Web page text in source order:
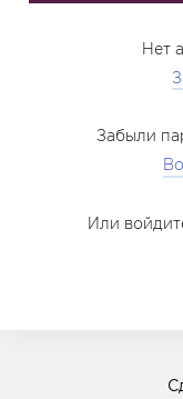
Нет
Забыли
Или